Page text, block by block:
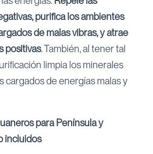
purifica los ambientes
de malas vibras, y atrae
positivas. También, al tener tal
limpia los minerales
cargados de energías malas y
para Península y
incluidos